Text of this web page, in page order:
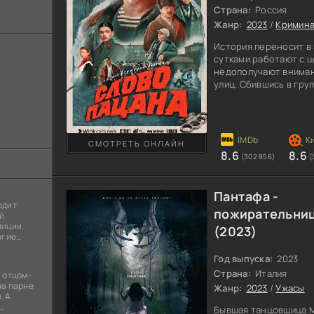
отцом-
парне
А
Страна: Россия
Жанр: 2023 /
История переносит
сутками работают с
недополучают
улиц. Сбившись в
настоящий пацан,
важное правило. В
интеллигентной
СМОТРЕТЬ ОНЛАЙН
8.6 (302 856) 8.6
Пантафа -
(2023)
Год выпуска: 2023
Страна: Италия
Жанр: 2023 /Ужасы
Бывшая танцовщица